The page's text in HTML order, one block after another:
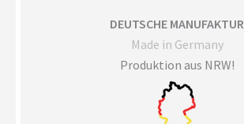
DEUTSCHE MANUFAKTUR
Made in Germany
Produktion aus NRW!